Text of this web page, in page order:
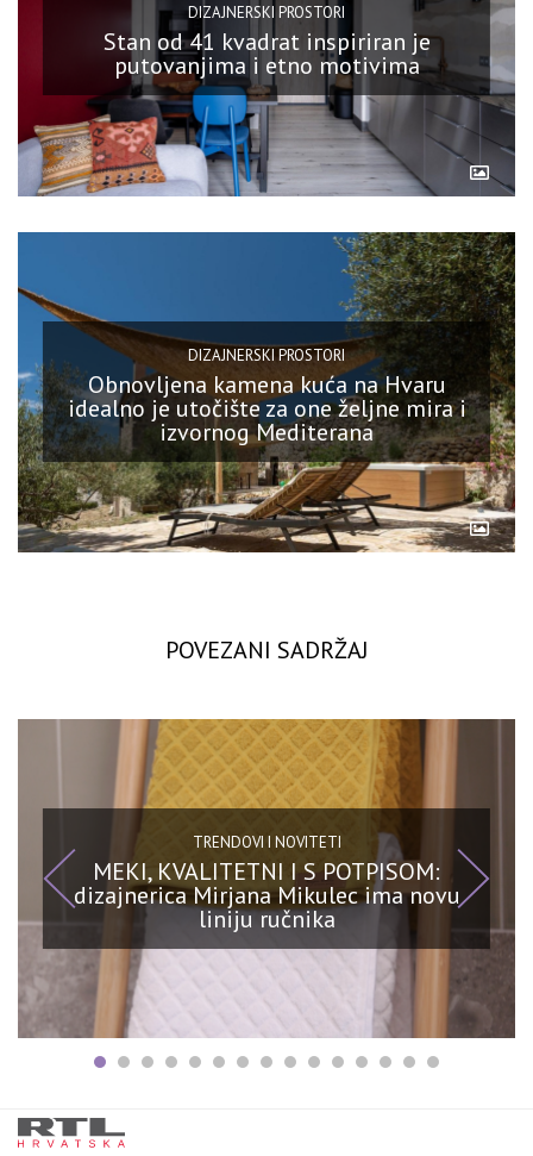
DIZAJNERSKI PROSTORI
Stan od 41 kvadrat inspiriran je
putovanjima i etno motivima
DIZAJNERSKI PROSTORI
Obnovljena kamena kuća na Hvaru
idealno je utočište za one željne mira i
izvornog Mediterana
POVEZANI SADRŽAJ
TRENDOVI I NOVITETI
MEKI, KVALITETNI I S POTPISOM:
dizajnerica Mirjana Mikulec ima novu
liniju ručnika